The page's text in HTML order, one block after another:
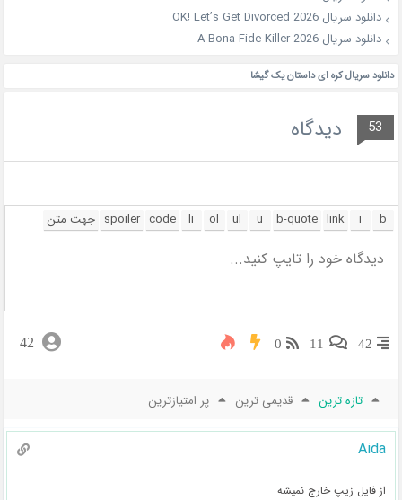
دانلود سریال OK! Let’s Get Divorced 2026
دانلود سریال A Bona Fide Killer 2026
دانلود سریال کره ای داستان یک گیشا
53 دیدگاه
42
11
0
42
تازه ترین قدیمی ترین پر امتیازترین
Aida
از فایل زیپ خارج نمیشه